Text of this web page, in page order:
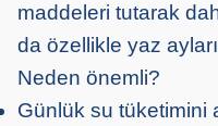
maddeleri tutarak
da özellikle yaz
Neden önemli?
Günlük su tüketimini